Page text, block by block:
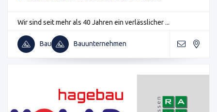
Wir sind seit mehr als 40 Jahren ein verlässlicher ...
Bau Bauunternehmen